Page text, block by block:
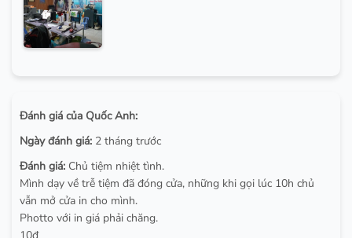
Đánh giá của Quốc Anh:
Ngày đánh giá: 2 tháng trước
Đánh giá: Chủ tiệm nhiệt tình.
Mình dạy về trễ tiệm đã đóng cửa, những khi gọi lúc 10h chủ
vẫn mở cửa in cho mình.
Photto với in giá phải chăng.